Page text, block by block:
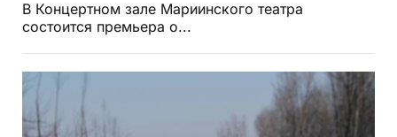
В Концертном зале Мариинского театра
состоится премьера о...